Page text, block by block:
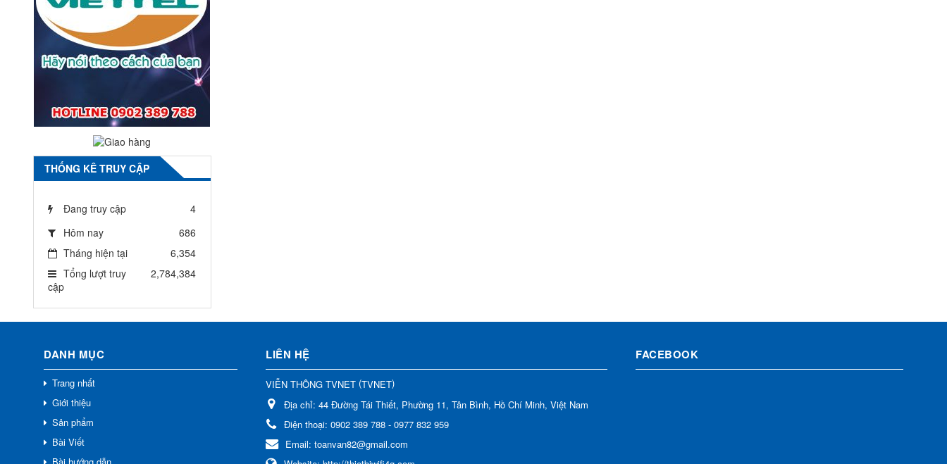
THỐNG KÊ TRUY CẬP
Đang truy cập
4
Hôm nay
686
Tháng hiện tại
6,354
Tổng lượt truy
cập
2,784,384
DANH MỤC
Trang nhất
Giới thiệu
Sản phẩm
Bài Viết
LIÊN HỆ
VIỄN THÔNG TVNET (TVNET)
Địa chỉ: 44 Đường Tái Thiết, Phường 11, Tân Bình, Hồ Chí Minh, Việt Nam
Điện thoại: 0902 389 788 - 0977 832 959
Email: toanvan82@gmail.com
FACEBOOK